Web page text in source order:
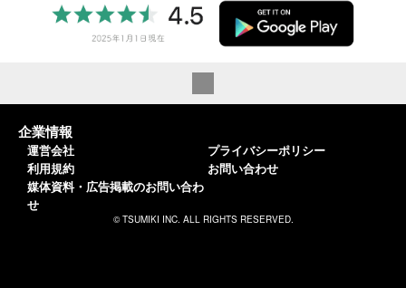
企業情報
運営会社
利用規約
媒体資料・広告掲載のお問い合わ
せ
プライバシーポリシー
お問い合わせ
© TSUMIKI INC. ALL RIGHTS RESERVED.